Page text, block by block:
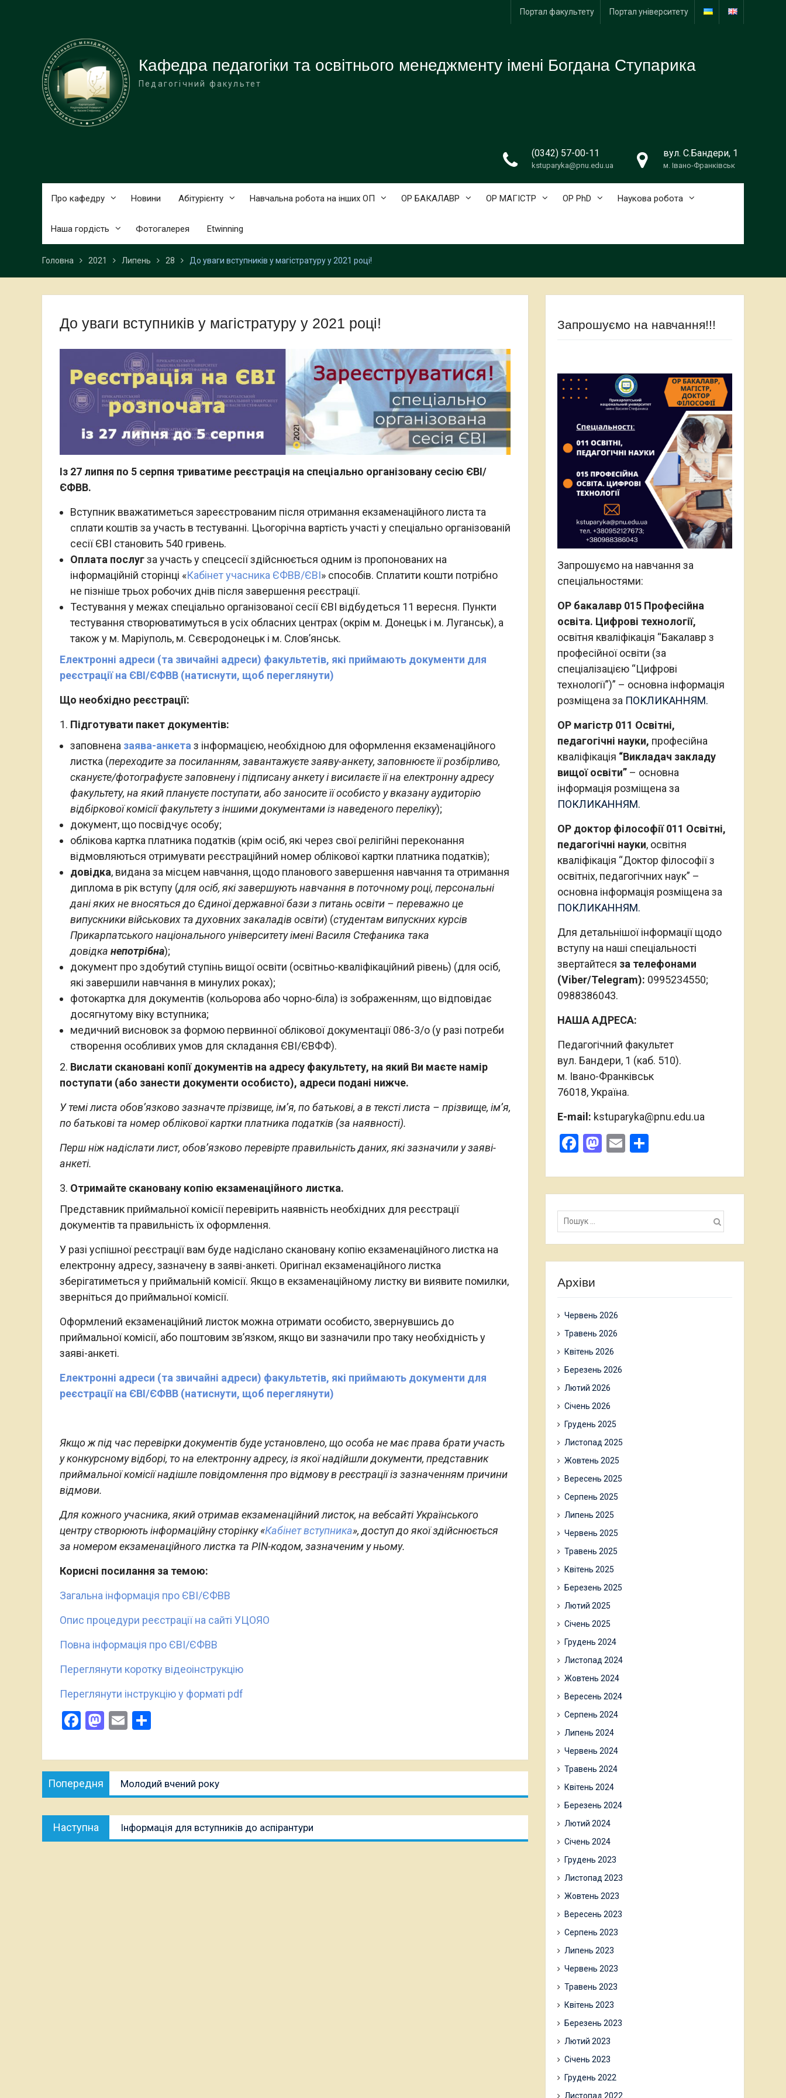
Портал факультету Портал університету
Кафедра педагогіки та освітнього менеджменту імені Богдана Ступарика
Педагогічний факультет
(0342) 57-00-11
kstuparyka@pnu.edu.ua
вул. С.Бандери, 1
м. Івано-Франківськ
Про кафедру Новини Абітурієнту Навчальна робота на інших ОП ОР БАКАЛАВР ОР МАГІСТР ОР PhD Наукова робота
Наша гордість Фотогалерея Etwinning
Головна 2021 Липень 28 До уваги вступників у магістратуру у 2021 році!
До уваги вступників у магістратуру у 2021 році!
Із 27 липня по 5 серпня триватиме реєстрація на спеціально організовану сесію ЄВІ/
ЄФВВ.
Вступник вважатиметься зареєстрованим після отримання екзаменаційного листа та
сплати коштів за участь в тестуванні. Цьогорічна вартість участі у спеціально організованій
сесії ЄВІ становить 540 гривень.
Оплата послугза участь у спецсесії здійснюється одним із пропонованих на
інформаційній сторінці «Кабінет учасника ЄФВВ/ЄВІ» способів. Сплатити кошти потрібно
не пізніше трьох робочих днів після завершення реєстрації.
Тестування у межах спеціально організованої сесії ЄВІ відбудеться 11 вересня. Пункти
тестування створюватимуться в усіх обласних центрах (окрім м. Донецьк і м. Луганськ), а
також у м. Маріуполь, м. Сєвєродонецьк і м. Слов’янськ.
Електронні адреси (та звичайні адреси) факультетів, які приймають документи для
реєстрації на ЄВІ/ЄФВВ (натиснути, щоб переглянути)
Що необхідно реєстрації:
Підготувати пакет документів:
заповнена заява-анкетаз інформацією, необхідною для оформлення екзаменаційного
листка (переходите за посиланням, завантажуєте заяву-анкету, заповнюєте її розбірливо,
скануєте/фотографуєте заповнену і підписану анкету і висилаєте її на електронну адресу
факультету, на який плануєте поступати, або заносите її особисто у вказану аудиторію
відбіркової комісії факультету з іншими документами із наведеного переліку);
документ, що посвідчує особу;
облікова картка платника податків (крім осіб, які через свої релігійні переконання
відмовляються отримувати реєстраційний номер облікової картки платника податків);
довідка, видана за місцем навчання, щодо планового завершення навчання та отримання
диплома в рік вступу (для осіб, які завершують навчання в поточному році, персональні
дані яких не вносяться до Єдиної державної бази з питань освіти – переважно це
випускники військових та духовних закаладів освіти) (студентам випускних курсів
Прикарпатського національного університету імені Василя Стефаника така
довідка непотрібна);
документ про здобутий ступінь вищої освіти (освітньо-кваліфікаційний рівень) (для осіб,
які завершили навчання в минулих роках);
фотокартка для документів (кольорова або чорно-біла) із зображенням, що відповідає
досягнутому віку вступника;
медичний висновок за формою первинної облікової документації 086-3/о (у разі потреби
створення особливих умов для складання ЄВІ/ЄВФФ).
2. Вислати скановані копії документів на адресу факультету, на який Ви маєте намір
поступати (або занести документи особисто), адреси подані нижче.
У темі листа обов’язково зазначте прізвище, ім’я, по батькові, а в тексті листа – прізвище, ім’я,
по батькові та номер облікової картки платника податків (за наявності).
Перш ніж надіслати лист, обов’язково перевірте правильність даних, які зазначили у заяві-
анкеті.
Отримайте скановану копію екзаменаційного листка.
Представник приймальної комісії перевірить наявність необхідних для реєстрації
документів та правильність їх оформлення.
У разі успішної реєстрації вам буде надіслано скановану копію екзаменаційного листка на
електронну адресу, зазначену в заяві-анкеті. Оригінал екзаменаційного листка
зберігатиметься у приймальній комісії. Якщо в екзаменаційному листку ви виявите помилки,
зверніться до приймальної комісії.
Оформлений екзаменаційний листок можна отримати особисто, звернувшись до
приймальної комісії, або поштовим зв’язком, якщо ви зазначили про таку необхідність у
заяві-анкеті.
Електронні адреси (та звичайні адреси) факультетів, які приймають документи для
реєстрації на ЄВІ/ЄФВВ (натиснути, щоб переглянути)
Якщо ж під час перевірки документів буде установлено, що особа не має права брати участь
у конкурсному відборі, то на електронну адресу, із якої надійшли документи, представник
приймальної комісії надішле повідомлення про відмову в реєстрації із зазначенням причини
відмови.
Для кожного учасника, який отримав екзаменаційний листок, на вебсайті Українського
центру створюють інформаційну сторінку «Кабінет вступника», доступ до якої здійснюється
за номером екзаменаційного листка та РIN-кодом, зазначеним у ньому.
Корисні посилання за темою:
Загальна інформація про ЄВІ/ЄФВВ
Опис процедури реєстрації на сайті УЦОЯО
Повна інформація про ЄВІ/ЄФВВ
Переглянути коротку відеоінструкцію
Переглянути інструкцію у форматі pdf
Facebook
Mastodon
Email
Навігація
записів
Попередня
публікація:
Молодий вчений року
Наступна
Наступна
публікація:
Інформація для вступників до аспірантури
Запрошуємо на навчання!!!
Запрошуємо на навчання за
спеціальностями:
ОР бакалавр 015 Професійна
освіта. Цифрові технології,
освітня кваліфікація “Бакалавр з
професійної освіти (за
спеціалізацією “Цифрові
технології”)” – основна інформація
розміщена за ПОКЛИКАННЯМ.
ОР магістр 011 Освітні,
педагогічні науки, професійна
кваліфікація “Викладач закладу
вищої освіти” – основна
інформація розміщена за
ПОКЛИКАННЯМ.
ОР доктор філософії 011 Освітні,
педагогічні науки, освітня
кваліфікація “Доктор філософії з
освітніх, педагогічних наук” –
основна інформація розміщена за
ПОКЛИКАННЯМ.
Для детальнішої інформації щодо
вступу на наші спеціальності
звертайтеся за телефонами
(Viber/Telegram): 0995234550;
0988386043.
НАША АДРЕСА:
Педагогічний факультет
вул. Бандери, 1 (каб. 510).
м. Івано-Франківськ
76018, Україна.
E-mail: kstuparyka@pnu.edu.ua
Facebook
Mastodon
Email
Пошук:
Архіви
Червень 2026
Травень 2026
Квітень 2026
Березень 2026
Лютий 2026
Січень 2026
Грудень 2025
Листопад 2025
Жовтень 2025
Вересень 2025
Серпень 2025
Липень 2025
Червень 2025
Травень 2025
Квітень 2025
Березень 2025
Лютий 2025
Січень 2025
Грудень 2024
Листопад 2024
Жовтень 2024
Вересень 2024
Серпень 2024
Липень 2024
Червень 2024
Травень 2024
Квітень 2024
Березень 2024
Лютий 2024
Січень 2024
Грудень 2023
Листопад 2023
Жовтень 2023
Вересень 2023
Серпень 2023
Липень 2023
Червень 2023
Травень 2023
Квітень 2023
Березень 2023
Лютий 2023
Січень 2023
Грудень 2022
Листопад 2022